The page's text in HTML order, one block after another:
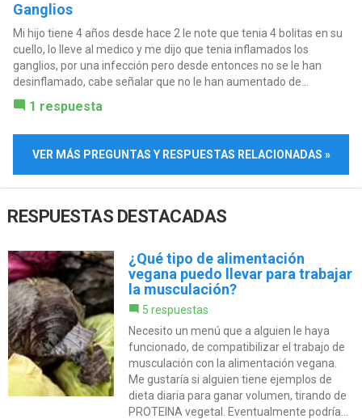
Ganglios
Mi hijo tiene 4 años desde hace 2 le note que tenia 4 bolitas en su
cuello, lo lleve al medico y me dijo que tenia inflamados los
ganglios, por una infección pero desde entonces no se le han
desinflamado, cabe señalar que no le han aumentado de...
1 respuesta
VER MÁS PREGUNTAS Y RESPUESTAS RELACIONADAS »
RESPUESTAS DESTACADAS
¿Qué tipo de alimentación
vegana puedo llevar para trabajar
la musculación?
5 respuestas
Necesito un menú que a alguien le haya
funcionado, de compatibilizar el trabajo de
musculación con la alimentación vegana.
Me gustaría si alguien tiene ejemplos de
dieta diaria para ganar volumen, tirando de
PROTEINA vegetal. Eventualmente podría...